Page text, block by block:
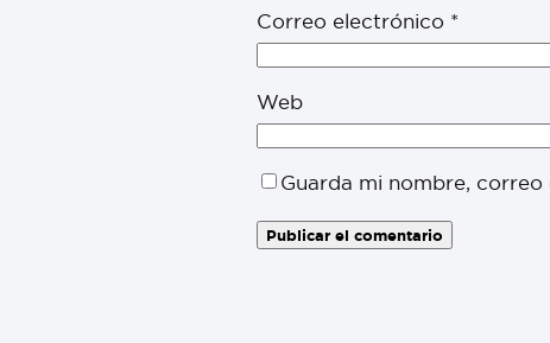
Correo electrónico *
Web
Guarda mi nombre,